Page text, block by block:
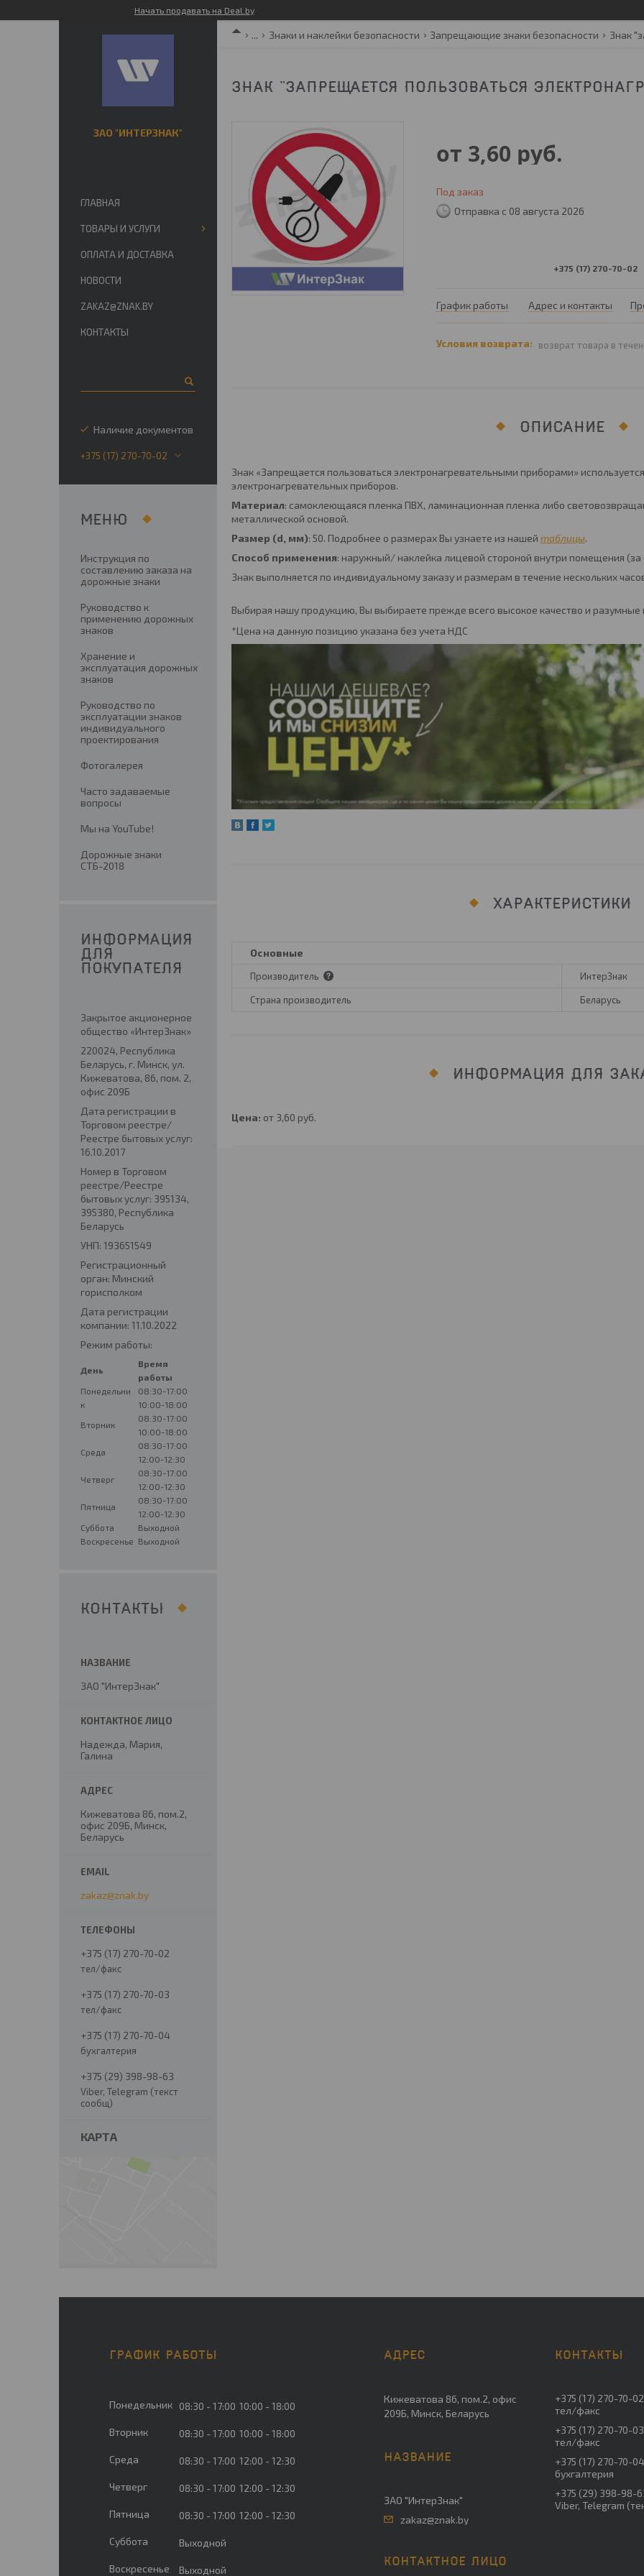
Начать продавать на Deal.by
... Знаки и наклейки безопасности Запрещающие знаки безопасности
ЗНАК "ЗАПРЕЩАЕТСЯ ПОЛЬЗОВАТЬСЯ
от 3,60 руб.
Под заказ
Отправка с 08 августа 2026
+375 (17) 270-70-02
График работы Адрес и контакты
возврат товара в
ОПИСАНИЕ
Знак «Запрещается пользоваться электронагревательными приборами»
электронагревательных приборов.
Материал: самоклеющаяся пленка ПВХ, ламинационная пленка либо
металлической основой.
Размер (d, мм): 50. Подробнее о размерах Вы узнаете из нашей таблицы.
Способ применения: наружный/ наклейка лицевой стороной внутри помещения (за
Знак выполняется по индивидуальному заказу и размерам в течение нескольких
Выбирая нашу продукцию, Вы выбираете прежде всего высокое качество и
*Цена на данную позицию указана без учета НДС
ХАРАКТЕРИСТИКИ
Основные
Производитель ИнтерЗнак
Страна производитель Беларусь
ИНФОРМАЦИЯ ДЛЯ
Цена: от 3,60 руб.
ЗАО "ИНТЕРЗНАК"
ГЛАВНАЯ
ТОВАРЫ И УСЛУГИ
ОПЛАТА И ДОСТАВКА
НОВОСТИ
ZAKAZ@ZNAK.BY
КОНТАКТЫ
Наличие документов
+375 (17) 270-70-02
Инструкция по
составлению заказа на
дорожные знаки
Руководство к
применению дорожных
знаков
Хранение и
эксплуатация дорожных
знаков
Руководство по
эксплуатации знаков
индивидуального
проектирования
Фотогалерея
Часто задаваемые
вопросы
Мы на YouTube!
Дорожные знаки
СТБ-2018
ИНФОРМАЦИЯ
ДЛЯ
ПОКУПАТЕЛЯ
Закрытое акционерное
общество «ИнтерЗнак»
220024, Республика
Беларусь, г. Минск, ул.
Кижеватова, 86, пом. 2,
офис 209Б
Дата регистрации в
Торговом реестре/
Реестре бытовых услуг:
16.10.2017
Номер в Торговом
реестре/Реестре
бытовых услуг: 395134,
395380, Республика
Беларусь
УНП: 193651549
Регистрационный
орган: Минский
горисполком
Дата регистрации
компании: 11.10.2022
Режим работы:
День
Время
работы
Понедельни
к
08:30-17:00
10:00-18:00
Вторник
08:30-17:00
10:00-18:00
Среда
08:30-17:00
12:00-12:30
Четверг
08:30-17:00
12:00-12:30
Пятница
08:30-17:00
12:00-12:30
Суббота
Выходной
Воскресенье Выходной
КОНТАКТЫ
ЗАО "ИнтерЗнак"
Надежда, Мария,
Галина
Кижеватова 86, пом.2,
офис 209Б, Минск,
Беларусь
zakaz@znak.by
+375 (17) 270-70-02
тел/факс
+375 (17) 270-70-03
тел/факс
+375 (17) 270-70-04
бухгалтерия
+375 (29) 398-98-63
Viber, Telegram (текст
сообщ)
КАРТА
ГРАФИК РАБОТЫ
Понедельник 08:30 17:00 10:00 18:00
Вторник 08:30 17:00 10:00 18:00
Среда 08:30 17:00 12:00 12:30
Четверг 08:30 17:00 12:00 12:30
Пятница 08:30 17:00 12:00 12:30
Суббота Выходной
Воскресенье Выходной
Кижеватова 86, пом.2, офис
209Б, Минск, Беларусь
ЗАО "ИнтерЗнак"
zakaz@znak.by
+375 (17) 270-70-02
тел/факс
+375 (17) 270-70-03
тел/факс
+375 (17) 270-70-
бухгалтерия
+375 (29) 398-98-
Viber, Telegram